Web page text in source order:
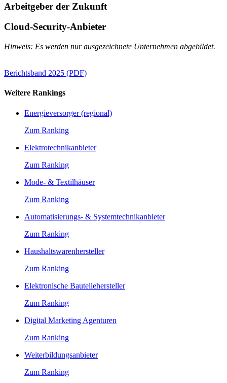
Arbeitgeber der Zukunft
Cloud-Security-Anbieter
Hinweis: Es werden nur ausgezeichnete Unternehmen abgebildet.
Berichtsband 2025 (PDF)
Weitere Rankings
Energieversorger (regional)
Zum Ranking
Elektrotechnikanbieter
Zum Ranking
Mode- & Textilhäuser
Zum Ranking
Automatisierungs- & Systemtechnikanbieter
Zum Ranking
Haushaltswarenhersteller
Zum Ranking
Elektronische Bauteilehersteller
Zum Ranking
Digital Marketing Agenturen
Zum Ranking
Weiterbildungsanbieter
Zum Ranking